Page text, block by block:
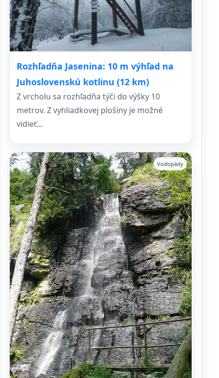
Rozhľadňa Jasenina: 10 m výhľad na
Juhoslovenskú kotlinu (12 km)
Z vrcholu sa rozhľadňa týči do výšky 10
metrov. Z vyhliadkovej plošiny je možné
vidieť...
Vodopády